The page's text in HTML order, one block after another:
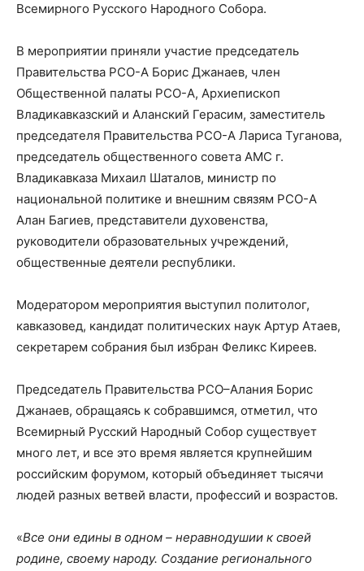
Всемирного Русского Народного Собора.
В мероприятии приняли участие председатель
Правительства РСО-А Борис Джанаев, член
Общественной палаты РСО-А, Архиепископ
Владикавказский и Аланский Герасим, заместитель
председателя Правительства РСО-А Лариса Туганова,
председатель общественного совета АМС г.
Владикавказа Михаил Шаталов, министр по
национальной политике и внешним связям РСО-А
Алан Багиев, представители духовенства,
руководители образовательных учреждений,
общественные деятели республики.
Модератором мероприятия выступил политолог,
кавказовед, кандидат политических наук Артур Атаев,
секретарем собрания был избран Феликс Киреев.
Председатель Правительства РСО–Алания Борис
Джанаев, обращаясь к собравшимся, отметил, что
Всемирный Русский Народный Собор существует
много лет, и все это время является крупнейшим
российским форумом, который объединяет тысячи
людей разных ветвей власти, профессий и возрастов.
«Все они едины в одном – неравнодушии к своей
родине, своему народу. Создание регионального